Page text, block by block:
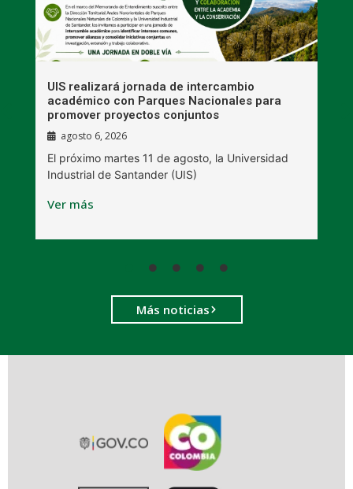
UIS realizará jornada de intercambio
académico con Parques Nacionales para
promover proyectos conjuntos
agosto 6, 2026
El próximo martes 11 de agosto, la Universidad
Industrial de Santander (UIS)
Ver más
Más noticias